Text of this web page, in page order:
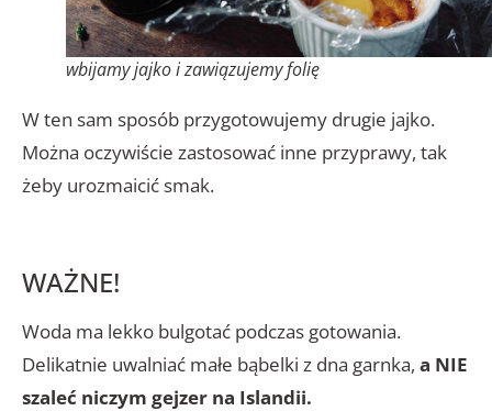
wbijamy jajko i zawiązujemy folię
W ten sam sposób przygotowujemy drugie jajko.
Można oczywiście zastosować inne przyprawy, tak
żeby urozmaicić smak.
WAŻNE!
Woda ma lekko bulgotać podczas gotowania.
Delikatnie uwalniać małe bąbelki z dna garnka, a NIE
szaleć niczym gejzer na Islandii.